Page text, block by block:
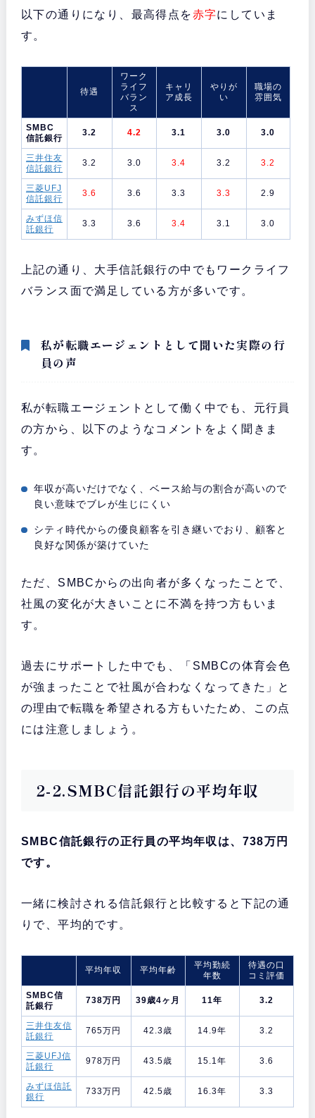
以下の通りになり、最高得点を赤字にしていま
す。
待遇
ワーク
ライフ
バラン
ス
キャリ
ア成長
やりが
い
職場の
雰囲気
SMBC
信託銀行
3.2 4.2 3.1 3.0 3.0
三井住友
信託銀行
3.2 3.0 3.4 3.2 3.2
三菱UFJ
信託銀行
3.6 3.6 3.3 3.3 2.9
みずほ信
託銀行
3.3 3.6 3.4 3.1 3.0
上記の通り、大手信託銀行の中でもワークライフ
バランス面で満足している方が多いです。
私が転職エージェントとして聞いた実際の行
員の声
私が転職エージェントとして働く中でも、元行員
の方から、以下のようなコメントをよく聞きま
す。
年収が高いだけでなく、ベース給与の割合が高いので
良い意味でブレが生じにくい
シティ時代からの優良顧客を引き継いでおり、顧客と
良好な関係が築けていた
ただ、SMBCからの出向者が多くなったことで、
社風の変化が大きいことに不満を持つ方もいま
す。
過去にサポートした中でも、「SMBCの体育会色
が強まったことで社風が合わなくなってきた」と
の理由で転職を希望される方もいたため、この点
には注意しましょう。
2-2.SMBC信託銀行の平均年収
SMBC信託銀行の正行員の平均年収は、738万円
です。
一緒に検討される信託銀行と比較すると下記の通
りで、平均的です。
平均年収 平均年齢
平均勤続
年数
待遇の口
コミ評価
SMBC信
託銀行
738万円 39歳4ヶ月 11年 3.2
三井住友信
託銀行
765万円 42.3歳 14.9年 3.2
三菱UFJ信
託銀行
978万円 43.5歳 15.1年 3.6
みずほ信託
銀行
733万円 42.5歳 16.3年 3.3